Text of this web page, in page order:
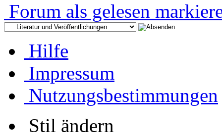
Forum als gelesen
Hilfe
Impressum
Nutzungsbestimmungen
Stil ändern